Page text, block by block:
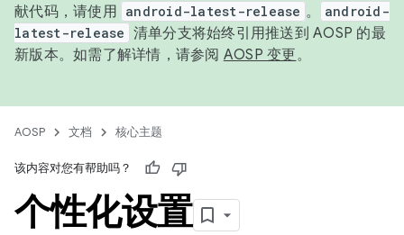
献代码，请使用 android-latest-release 。
android-
latest-release 清单分支将始终引用推送到 AOSP 的最
新版本。如需了解详情，请参阅 AOSP 变更。
AOSP 文档 核心主题
该内容对您有帮助吗？
个性化设置